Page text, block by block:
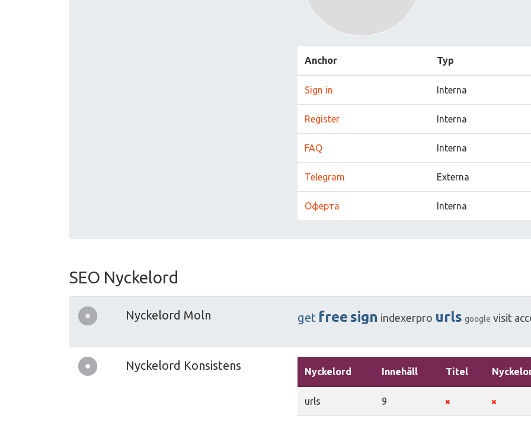
Anchor Typ
Sign in Interna
Register Interna
FAQ Interna
Telegram Externa
Оферта Interna
SEO Nyckelord
Nyckelord Moln get freesign indexerpro urls google visit
Nyckelord Konsistens Nyckelord Innehåll Titel
urls 9